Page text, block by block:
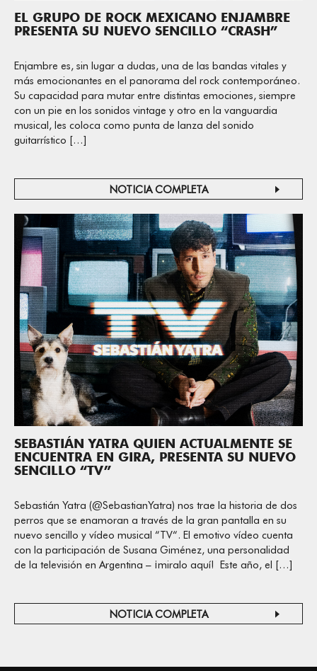
EL GRUPO DE ROCK MEXICANO ENJAMBRE
PRESENTA SU NUEVO SENCILLO “CRASH”
Enjambre es, sin lugar a dudas, una de las bandas vitales y
más emocionantes en el panorama del rock contemporáneo.
Su capacidad para mutar entre distintas emociones, siempre
con un pie en los sonidos vintage y otro en la vanguardia
musical, les coloca como punta de lanza del sonido
guitarrístico […]
NOTICIA COMPLETA
SEBASTIÁN YATRA QUIEN ACTUALMENTE SE
ENCUENTRA EN GIRA, PRESENTA SU NUEVO
SENCILLO “TV”
Sebastián Yatra (@SebastianYatra) nos trae la historia de dos
perros que se enamoran a través de la gran pantalla en su
nuevo sencillo y vídeo musical “TV“. El emotivo vídeo cuenta
con la participación de Susana Giménez, una personalidad
de la televisión en Argentina – ¡miralo aquí! Este año, el […]
NOTICIA COMPLETA